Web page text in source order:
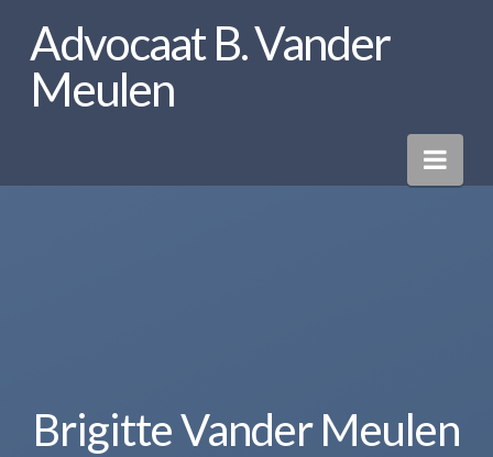
Advocaat B. Vander
Meulen
Brigitte Vander Meulen